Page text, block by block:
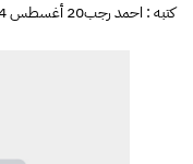
كتبه :احمد رجب20 أغسطس 2014